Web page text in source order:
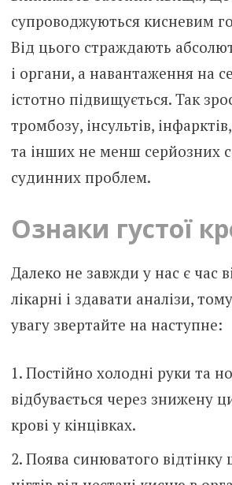
супроводжуються кисневим
Від цього страждають
і органи, а навантаження на
істотно підвищується. Так
тромбозу, інсультів,
та інших не менш серйозних
судинних проблем.
Ознаки густої
Далеко не завжди у нас є час
лікарні і здавати аналізи,
увагу звертайте на наступне:
Постійно холодні руки та
відбувається через знижену
крові у кінцівках.
Поява синюватого відтінку